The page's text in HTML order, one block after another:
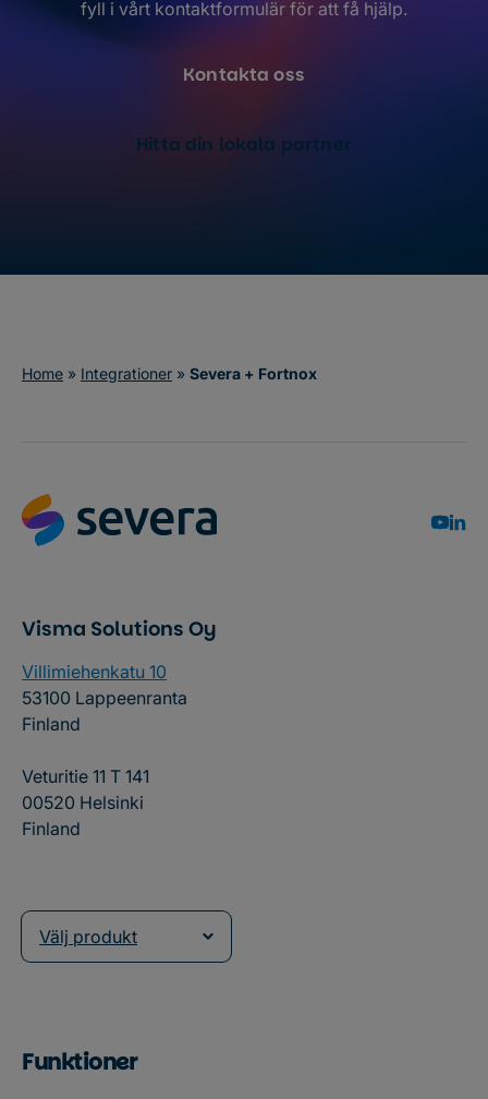
fyll i vårt kontaktformulär för att få hjälp.
Kontakta oss
Hitta din lokala partner
Home » Integrationer » Severa + Fortnox
Visma Solutions Oy
Villimiehenkatu 10
53100 Lappeenranta
Finland
Veturitie 11 T 141
00520 Helsinki
Finland
Välj produkt
Funktioner